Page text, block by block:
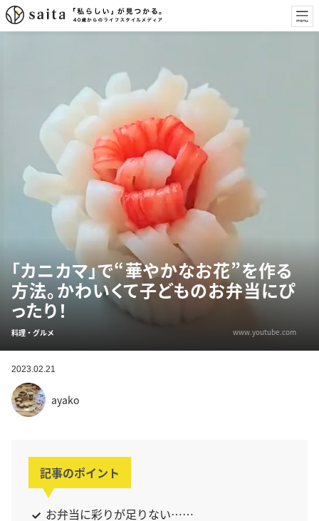
「カニカマ」で“華やかなお花”を作る
方法。かわいくて子どものお弁当にぴ
ったり！
料理・グルメ www.youtube.com
2023.02.21
ayako
記事のポイント
お弁当に彩りが足りない……